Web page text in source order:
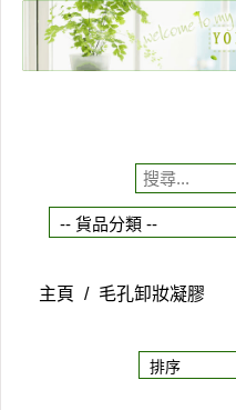
主頁
貨品分類
購物車
主頁 / 毛孔卸妝凝膠